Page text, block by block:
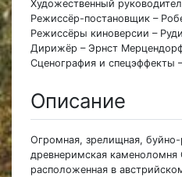
Художественный
Режиссёр-постановщик –
Режиссёры киноверсии –
Дирижёр – Эрнст
Сценография и спецэффекты
Описание
Огромная, зрелищная, буйно-
древнеримская каменоломня
расположенная в